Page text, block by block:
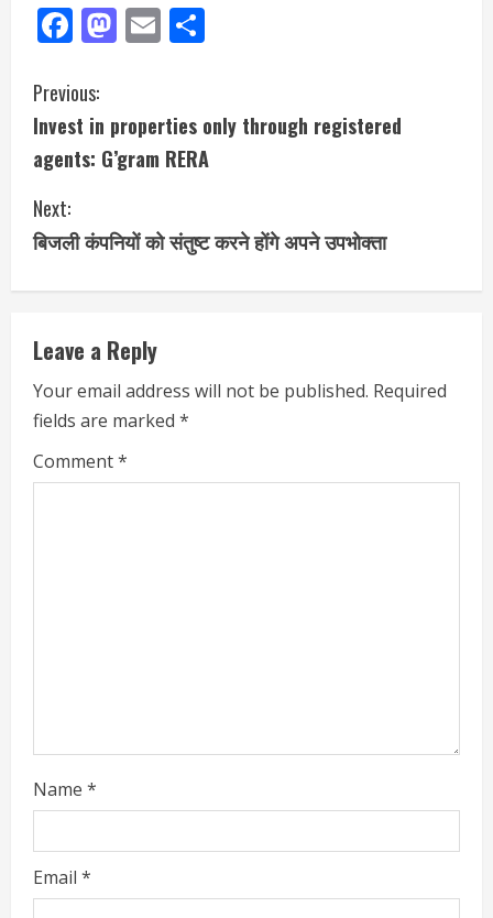
Facebook
Mastodon
Email
Previous:
Invest in properties only through registered
agents: G’gram RERA
Next:
बिजली कंपनियों को संतुष्ट करने होंगे अपने उपभोक्ता
Leave a Reply
Your email address will not be published. Required
fields are marked *
Comment*
Name *
Email *